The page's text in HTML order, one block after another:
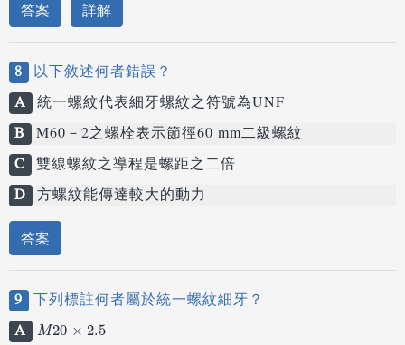
答案 詳解
8 以下敘述何者錯誤？
A 統一螺紋代表細牙螺紋之符號為UNF
B M60－2之螺栓表示節徑60 mm二級螺紋
C 雙線螺紋之導程是螺距之二倍
D 方螺紋能傳達較大的動力
答案
9 下列標註何者屬於統一螺紋細牙？
A
M20 × 2.5
M20× 2.5